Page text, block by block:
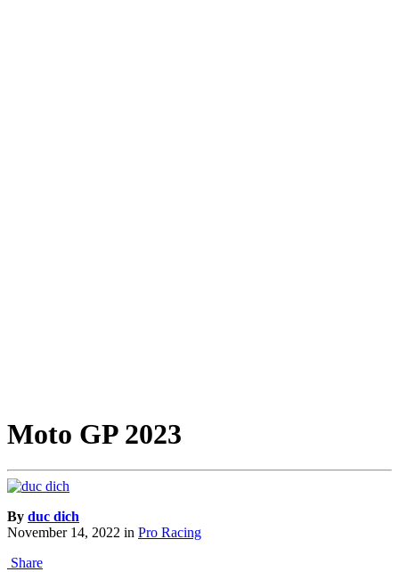
Moto GP 2023
By duc dich
November 14, 2022 in Pro Racing
Share